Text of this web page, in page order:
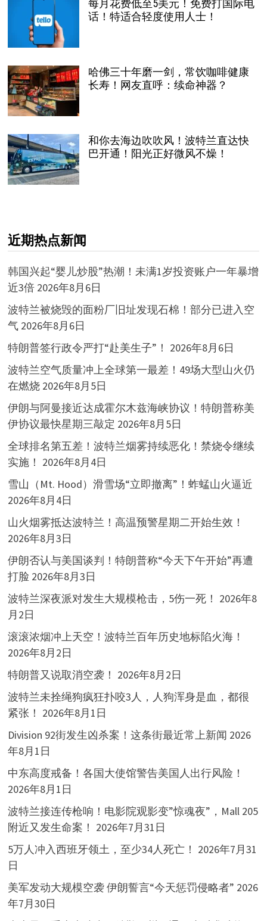
每月花费低至5美元！免费打国际电
话！特适合轻度使用人士！
哈佛三十年磨一剑，常饮咖啡健康
长寿！网友直呼：续命神器？
和你去海边吹吹风！波特兰直达快
巴开通！阳光正好微风不燥！
近期热点新闻
韩国兴起“婴儿炒股”热潮！未满1岁投资账户一年暴增
近3倍 2026年8月6日
波特兰被烧毁的面粉厂旧址发现石棉！部分已进入空
气 2026年8月6日
特朗普签行政令严打“赴美生子”！ 2026年8月6日
波特兰空气质量冲上全球第一最差！49场大型山火仍
在燃烧 2026年8月5日
伊朗与阿曼接近达成霍尔木兹海峡协议！特朗普称美
伊协议最快星期三敲定 2026年8月5日
全球排名第五差！波特兰烟雾持续恶化！禁烧令继续
实施！ 2026年8月4日
雪山（Mt. Hood）滑雪场“立即撤离”！蚱蜢山火逼近
2026年8月4日
山火烟雾抵达波特兰！高温预警星期二开始生效！
2026年8月3日
伊朗否认与美国谈判！特朗普称“今天下午开始”再遭
打脸 2026年8月3日
波特兰深夜派对发生大规模枪击，5伤一死！ 2026年8
月2日
滚滚浓烟冲上天空！波特兰百年历史地标陷火海！
2026年8月2日
特朗普又说取消空袭！ 2026年8月2日
波特兰未拴绳狗疯狂扑咬3人，人狗浑身是血，都很
紧张！ 2026年8月1日
Division 92街发生凶杀案！这条街最近常上新闻 2026
年8月1日
中东高度戒备！各国大使馆警告美国人出行风险！
2026年8月1日
波特兰接连传枪响！电影院观影变”惊魂夜”，Mall 205
附近又发生命案！ 2026年7月31日
5万人冲入西班牙领土，至少34人死亡！ 2026年7月31
日
美军发动大规模空袭 伊朗誓言“今天惩罚侵略者” 2026
年7月30日